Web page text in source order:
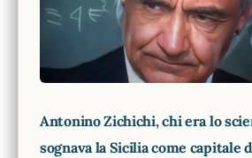
Antonino Zichichi, chi era lo
sognava la Sicilia come capitale